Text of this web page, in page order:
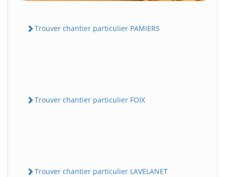
Trouver chantier particulier PAMIERS
Trouver chantier particulier FOIX
Trouver chantier particulier LAVELANET